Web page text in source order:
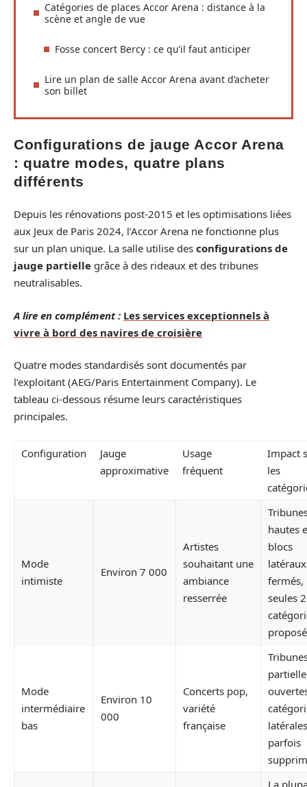
Catégories de places Accor Arena : distance à la
scène et angle de vue
Fosse concert Bercy : ce qu’il faut anticiper
Lire un plan de salle Accor Arena avant d’acheter
son billet
Configurations de jauge Accor Arena
: quatre modes, quatre plans
différents
Depuis les rénovations post-2015 et les optimisations liées
aux Jeux de Paris 2024, l’Accor Arena ne fonctionne plus
sur un plan unique. La salle utilise des configurations de
jauge partielle grâce à des rideaux et des tribunes
neutralisables.
A lire en complément : Les services exceptionnels à
vivre à bord des navires de croisière
Quatre modes standardisés sont documentés par
l’exploitant (AEG/Paris Entertainment Company). Le
tableau ci-dessous résume leurs caractéristiques
principales.
Configuration
Jauge
approximative
Usage
fréquent
Impact
les
Mode
intimiste
Environ 7 000
Artistes
souhaitant une
ambiance
resserrée
hautes
blocs
latéraux
fermés,
seules
Mode
intermédiaire
bas
Environ 10
000
Concerts pop,
variété
française
latérales
parfois
La